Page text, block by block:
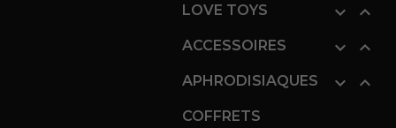
 
LOVE TOYS
 
ACCESSOIRES
 
APHRODISIAQUES
COFFRETS